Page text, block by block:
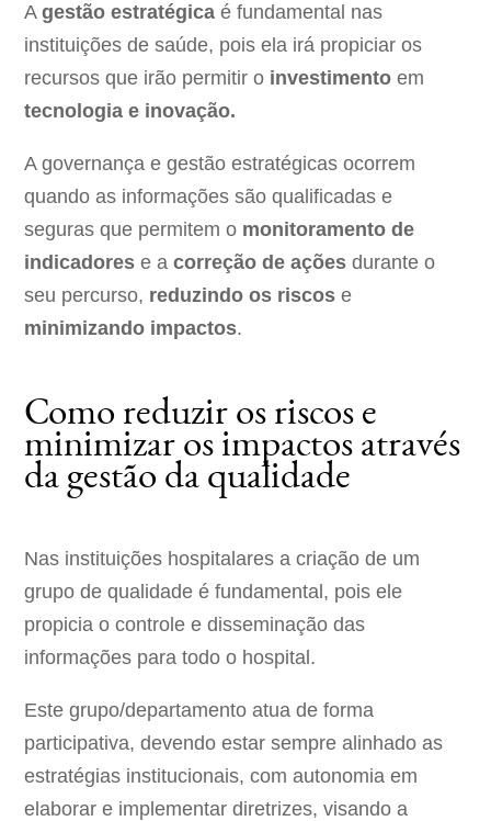
Agestão estratégica é fundamental nas
instituições de saúde, pois ela irá propiciar os
recursos que irão permitir o investimento em
tecnologia e inovação.
A governança e gestão estratégicas ocorrem
quando as informações são qualificadas e
seguras que permitem o monitoramento de
indicadores e acorreção de açõesdurante o
seu percurso, reduzindo os riscos e
minimizando impactos.
Como reduzir os riscos e
minimizar os impactos através
da gestão da qualidade
Nas instituições hospitalares a criação de um
grupo de qualidade é fundamental, pois ele
propicia o controle e disseminação das
informações para todo o hospital.
Este grupo/departamento atua de forma
participativa, devendo estar sempre alinhado as
estratégias institucionais, com autonomia em
elaborar e implementar diretrizes, visando a